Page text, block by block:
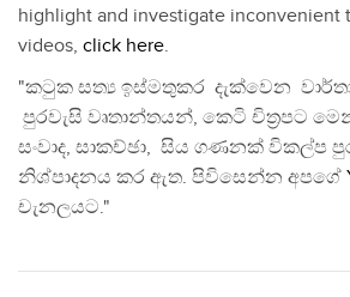
highlight and investigate inconvenient
videos, click here.
"කටුක සත්‍ය ඉස්මතුකර දැක්වෙන
පුරවැසි වෘතාන්තයන්, කෙටි චිත්‍රපට
සංවාද, සාකච්ඡා, සිය ගණනක් විකල්ප
නිශ්පාදනය කර ඇත. පිවිසෙන්න අපගේ
චැනලයට."